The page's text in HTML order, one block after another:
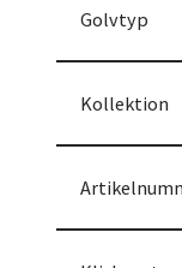
Golvtyp
Kollektion